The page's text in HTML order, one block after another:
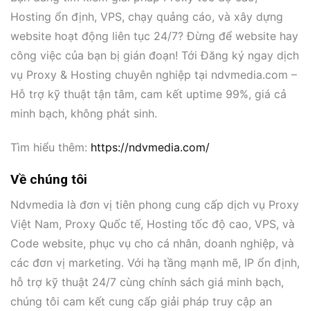
Hosting ổn định, VPS, chạy quảng cáo, và xây dựng
website hoạt động liên tục 24/7? Đừng để website hay
công việc của bạn bị gián đoạn! Tới Đăng ký ngay dịch
vụ Proxy & Hosting chuyên nghiệp tại ndvmedia.com –
Hỗ trợ kỹ thuật tận tâm, cam kết uptime 99%, giá cả
minh bạch, không phát sinh.
Tìm hiểu thêm: https://ndvmedia.com/
Về chúng tôi
Ndvmedia là đơn vị tiên phong cung cấp dịch vụ Proxy
Việt Nam, Proxy Quốc tế, Hosting tốc độ cao, VPS, và
Code website, phục vụ cho cá nhân, doanh nghiệp, và
các đơn vị marketing. Với hạ tầng mạnh mẽ, IP ổn định,
hỗ trợ kỹ thuật 24/7 cùng chính sách giá minh bạch,
chúng tôi cam kết cung cấp giải pháp truy cập an